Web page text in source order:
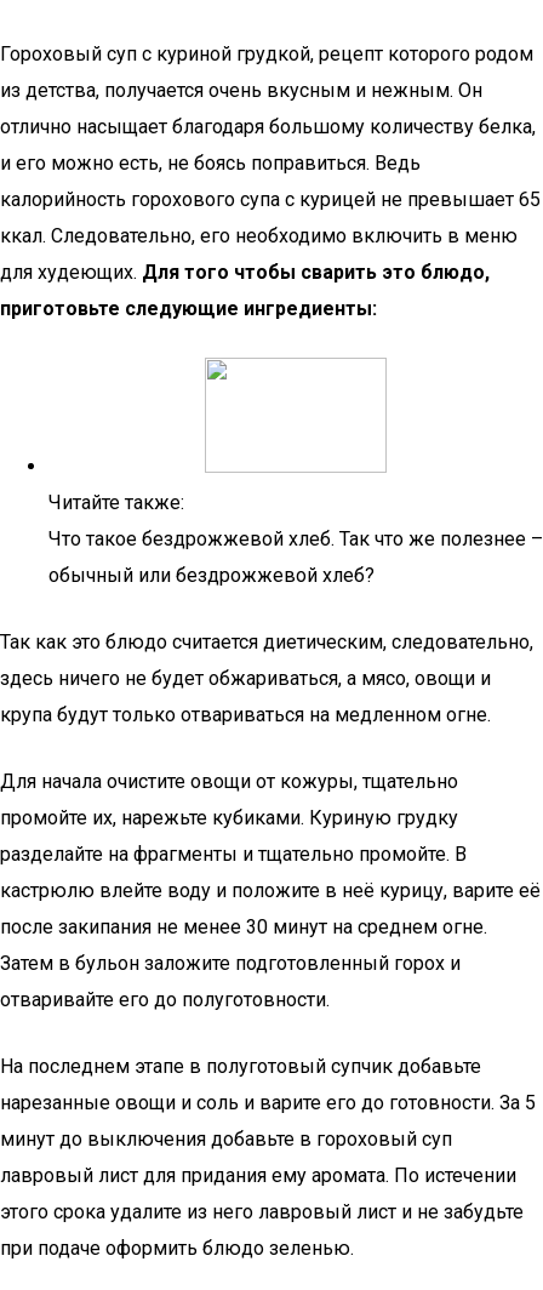
Гороховый суп с куриной грудкой, рецепт которого родом
из детства, получается очень вкусным и нежным. Он
отлично насыщает благодаря большому количеству белка,
и его можно есть, не боясь поправиться. Ведь
калорийность горохового супа с курицей не превышает 65
ккал. Следовательно, его необходимо включить в меню
для худеющих. Для того чтобы сварить это блюдо,
приготовьте следующие ингредиенты:
Читайте также:
Что такое бездрожжевой хлеб. Так что же полезнее –
обычный или бездрожжевой хлеб?
Так как это блюдо считается диетическим, следовательно,
здесь ничего не будет обжариваться, а мясо, овощи и
крупа будут только отвариваться на медленном огне.
Для начала очистите овощи от кожуры, тщательно
промойте их, нарежьте кубиками. Куриную грудку
разделайте на фрагменты и тщательно промойте. В
кастрюлю влейте воду и положите в неё курицу, варите её
после закипания не менее 30 минут на среднем огне.
Затем в бульон заложите подготовленный горох и
отваривайте его до полуготовности.
На последнем этапе в полуготовый супчик добавьте
нарезанные овощи и соль и варите его до готовности. За 5
минут до выключения добавьте в гороховый суп
лавровый лист для придания ему аромата. По истечении
этого срока удалите из него лавровый лист и не забудьте
при подаче оформить блюдо зеленью.